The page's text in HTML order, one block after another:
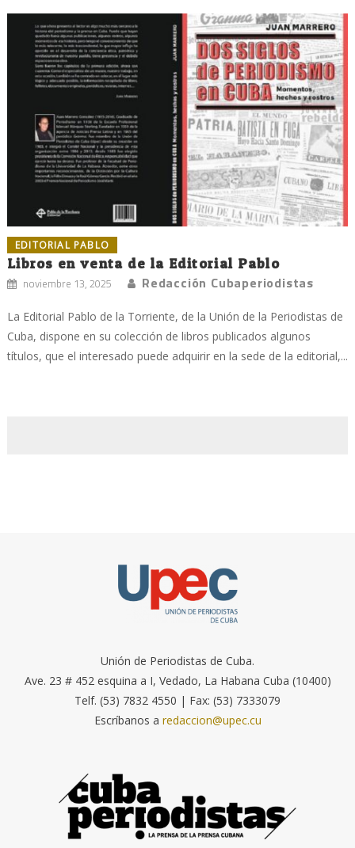
EDITORIAL PABLO
Libros en venta de la Editorial Pablo
noviembre 13, 2025 Redacción Cubaperiodistas
La Editorial Pablo de la Torriente, de la Unión de la Periodistas de
Cuba, dispone en su colección de libros publicados algunos
títulos, que el interesado puede adquirir en la sede de la editorial,...
Unión de Periodistas de Cuba.
Ave. 23 # 452 esquina a I, Vedado, La Habana Cuba (10400)
Telf. (53) 7832 4550 | Fax: (53) 7333079
Escríbanos a redaccion@upec.cu